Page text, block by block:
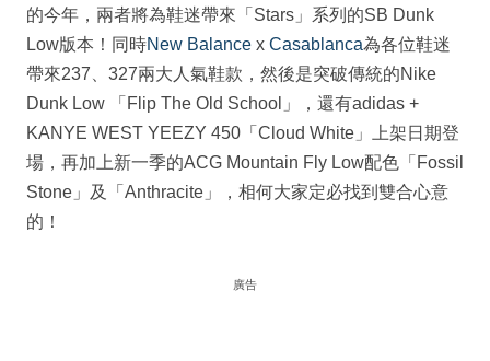
的今年，兩者將為鞋迷帶來「Stars」系列的SB Dunk
Low版本！同時New Balance x Casablanca為各位鞋迷
帶來237、327兩大人氣鞋款，然後是突破傳統的Nike
Dunk Low 「Flip The Old School」，還有adidas +
KANYE WEST YEEZY 450「Cloud White」上架日期登
場，再加上新一季的ACG Mountain Fly Low配色「Fossil
Stone」及「Anthracite」，相何大家定必找到雙合心意
的！
廣告